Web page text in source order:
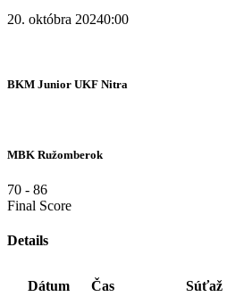
20. októbra 20240:00
BKM Junior UKF Nitra
MBK Ružomberok
70 - 86
Final Score
Details
Dátum Čas Súťaž